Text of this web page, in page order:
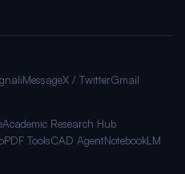
iMessageX / TwitterGmail
Academic Research Hub
PDF ToolsCAD AgentNotebookLM